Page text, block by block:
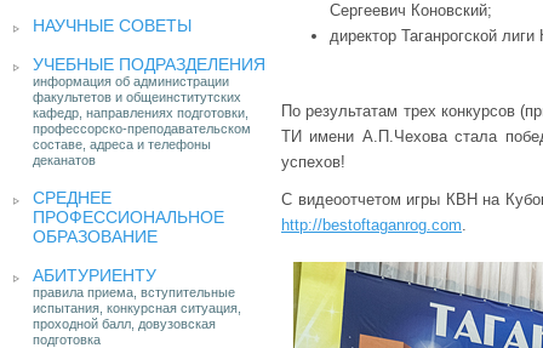
НАУЧНЫЕ СОВЕТЫ
УЧЕБНЫЕ ПОДРАЗДЕЛЕНИЯ
информация об администрации
факультетов и общеинститутских
кафедр, направлениях подготовки,
профессорско-преподавательском
составе, адреса и телефоны
деканатов
СРЕДНЕЕ
ПРОФЕССИОНАЛЬНОЕ
ОБРАЗОВАНИЕ
АБИТУРИЕНТУ
правила приема, вступительные
испытания, конкурсная ситуация,
проходной балл, довузовская
подготовка
Сергеевич Коновский;
директор Таганрогской
По результатам трех конкурсов
ТИ имени А.П.Чехова стала
успехов!
С видеоотчетом игры КВН на
http://bestoftaganrog.com.